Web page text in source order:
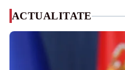
ACTUALITATE